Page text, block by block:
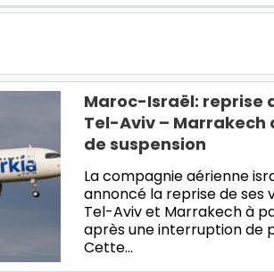
Maroc-Israël: reprise
Tel-Aviv – Marrakech
de suspension
La compagnie aérienne
annoncé la reprise de ses
Tel-Aviv et Marrakech à
après une interruption de
Cette…